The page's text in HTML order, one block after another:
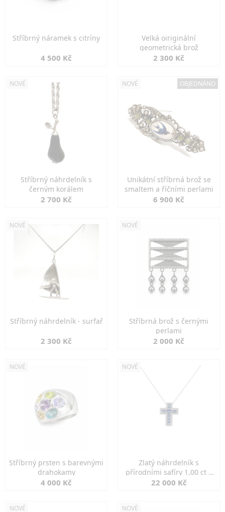
Stříbrný náramek s citríny
4 500 Kč
Velká oiriginální
geometrická brož
2 300 Kč
NOVÉ
Stříbrný náhrdelník s
černým korálem
2 700 Kč
NOVÉ OBJEDNÁNO
Unikátní stříbrná brož se
smaltem a říčními perlami
6 900 Kč
NOVÉ
Stříbrný náhrdelník - surfař
2 300 Kč
NOVÉ
Stříbrná brož s černými
perlami
2 000 Kč
NOVÉ
Stříbrný prsten s barevnými
drahokamy
4 000 Kč
NOVÉ
Zlatý náhrdelník s
přírodními safíry 1,00 ct a
diamanty
22 000 Kč
NOVÉ NOVÉ